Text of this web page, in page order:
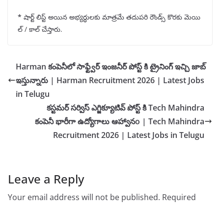
* షార్ట్ లిస్ట్ అయిన అభ్యర్ధులకు మాత్రమే తదుపరి రౌండ్స్ కొరకు మెయి
ల్ / కాల్ చేస్తారు.
Harman కంపెనీలో సాఫ్ట్వేర్ ఇంజనీర్ పోస్ట్ కి ట్రైనింగ్ ఇచ్చి జాబ్
ఇస్తున్నారు | Harman Recruitment 2026 | Latest Jobs
in Telugu
కస్టమర్ సర్విస్ ఎగ్జిక్యూటివ్ పోస్ట్ కి Tech Mahindra
కంపెనీ భారీగా ఉద్యోగాలు ఆహ్వానo | Tech Mahindra
Recruitment 2026 | Latest Jobs in Telugu
Leave a Reply
Your email address will not be published. Required